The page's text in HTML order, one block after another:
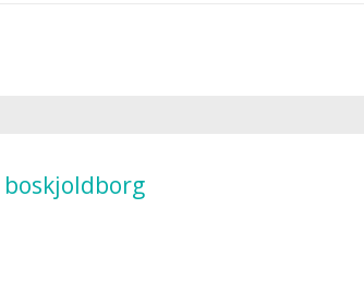
boskjoldborg